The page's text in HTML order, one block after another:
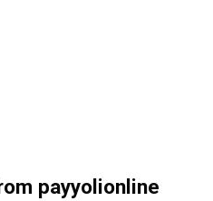
payyolionline